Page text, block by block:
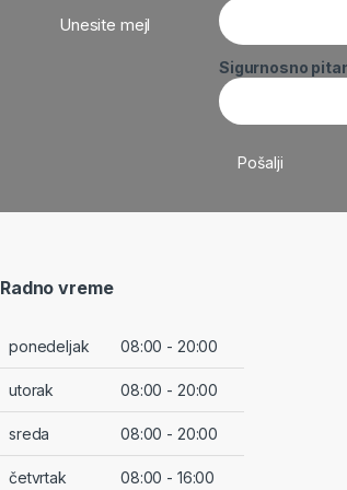
Unesite mejl
Sigurnosno
Radno vreme
ponedeljak 08:00 - 20:00
utorak 08:00 - 20:00
sreda 08:00 - 20:00
četvrtak 08:00 - 16:00